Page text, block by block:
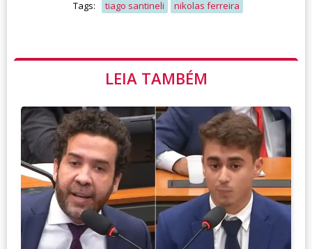
Tags: tiago santineli nikolas ferreira
LEIA TAMBÉM